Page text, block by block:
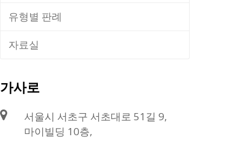
유형별 판례
자료실
가사로
서울시 서초구 서초대로 51길 9,
마이빌딩 10층,